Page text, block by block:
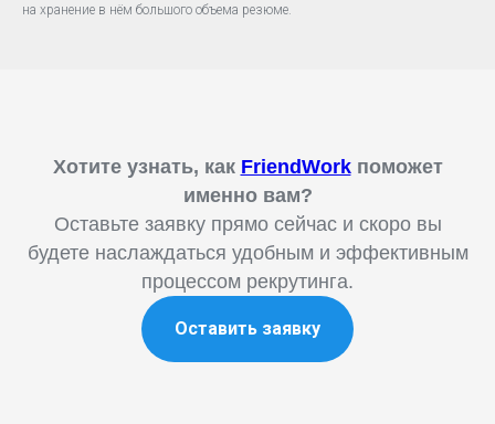
на хранение в нём большого объема резюме.
Хотите узнать, как FriendWorkпоможет
именно вам?
Оставьте заявку прямо сейчас и скоро вы
будете наслаждаться удобным и эффективным
процессом рекрутинга.
Оставить заявку